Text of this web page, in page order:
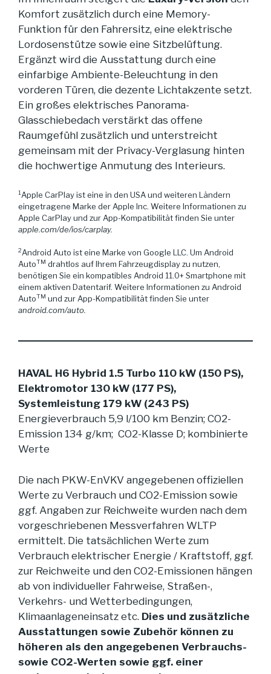
Komfort zusätzlich durch eine Memory-
Funktion für den Fahrersitz, eine elektrische
Lordosenstütze sowie eine Sitzbelüftung.
Ergänzt wird die Ausstattung durch eine
einfarbige Ambiente-Beleuchtung in den
vorderen Türen, die dezente Lichtakzente setzt.
Ein großes elektrisches Panorama-
Glasschiebedach verstärkt das offene
Raumgefühl zusätzlich und unterstreicht
gemeinsam mit der Privacy-Verglasung hinten
die hochwertige Anmutung des Interieurs.
1 Apple CarPlay ist eine in den USA und weiteren Ländern
eingetragene Marke der Apple Inc. Weitere Informationen zu
Apple CarPlay und zur App-Kompatibilität finden Sie unter
apple.com/de/ios/carplay.
2Android Auto ist eine Marke von Google LLC. Um Android
AutoTM drahtlos auf Ihrem Fahrzeugdisplay zu nutzen,
benötigen Sie ein kompatibles Android 11.0+ Smartphone mit
einem aktiven Datentarif. Weitere Informationen zu Android
AutoTM und zur App-Kompatibilität finden Sie unter
android.com/auto.
HAVAL H6 Hybrid 1.5 Turbo 110 kW (150 PS),
Elektromotor 130 kW (177 PS),
Systemleistung 179 kW (243 PS)
Energieverbrauch 5,9 l/100 km Benzin; CO2-
Emission 134 g/km; CO2-Klasse D; kombinierte
Werte
Die nach PKW-EnVKV angegebenen offiziellen
Werte zu Verbrauch und CO2-Emission sowie
ggf. Angaben zur Reichweite wurden nach dem
vorgeschriebenen Messverfahren WLTP
ermittelt. Die tatsächlichen Werte zum
Verbrauch elektrischer Energie / Kraftstoff, ggf.
zur Reichweite und den CO2-Emissionen hängen
ab von individueller Fahrweise, Straßen-,
Verkehrs- und Wetterbedingungen,
Klimaanlageneinsatz etc. Dies und zusätzliche
Ausstattungen sowie Zubehör können zu
höheren als den angegebenen Verbrauchs-
sowie CO2-Werten sowie ggf. einer